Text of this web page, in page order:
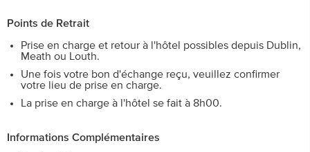
Points de Retrait
Prise en charge et retour à l'hôtel possibles depuis Dublin,
Meath ou Louth.
Une fois votre bon d'échange reçu, veuillez confirmer
votre lieu de prise en charge.
La prise en charge à l'hôtel se fait à 8h00.
Informations Complémentaires